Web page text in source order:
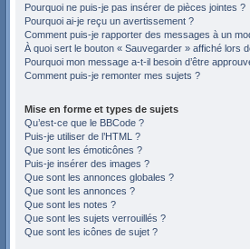
Pourquoi ne puis-je pas insérer de pièces jointes ?
Pourquoi ai-je reçu un avertissement ?
Comment puis-je rapporter des messages à un
À quoi sert le bouton « Sauvegarder » affiché lors
Pourquoi mon message a-t-il besoin d’être
Comment puis-je remonter mes sujets ?
Mise en forme et types de sujets
Qu’est-ce que le BBCode ?
Puis-je utiliser de l’HTML ?
Que sont les émoticônes ?
Puis-je insérer des images ?
Que sont les annonces globales ?
Que sont les annonces ?
Que sont les notes ?
Que sont les sujets verrouillés ?
Que sont les icônes de sujet ?